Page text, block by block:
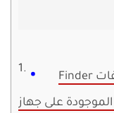
Finder هو طريقة تفاعلك مع الملفات